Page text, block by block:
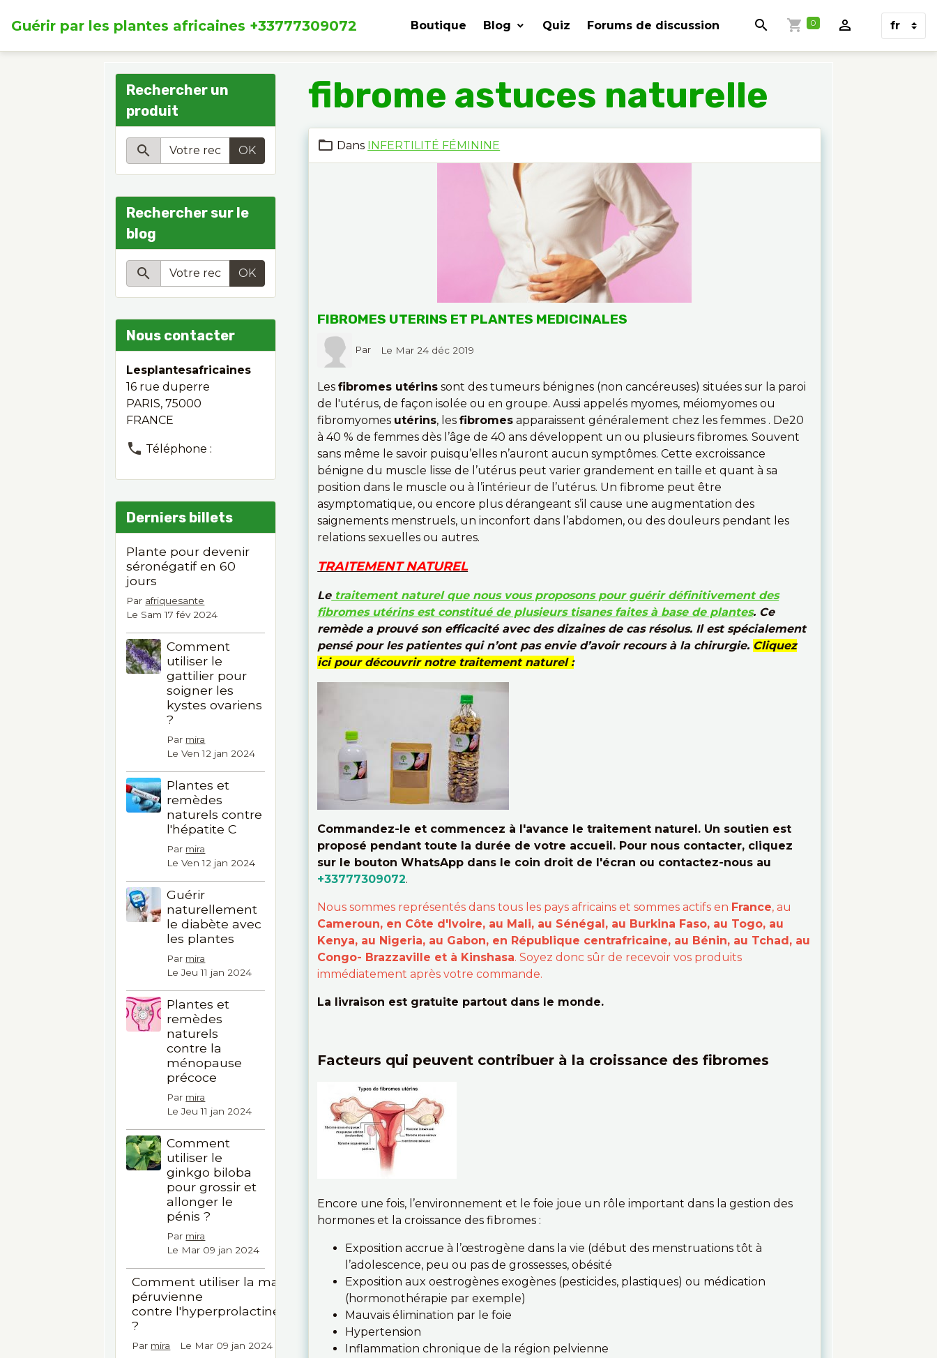
Guérir par les plantes africaines +33777309072 Boutique Blog Quiz Forums de discussion 0
fibrome astuces naturelle
Dans INFERTILITÉ FÉMININE
FIBROMES UTERINS ET PLANTES MEDICINALES
Par Le Mar 24 déc 2019
Lesfibromes utérins sont des tumeurs bénignes (non cancéreuses) situées sur la paroi
de l'utérus, de façon isolée ou en groupe. Aussi appelés myomes, méiomyomes ou
fibromyomes utérins, lesfibromes apparaissent généralement chez les femmes . De20
à 40 % de femmes dès l’âge de 40 ans développent un ou plusieurs fibromes. Souvent
sans même le savoir puisqu’elles n’auront aucun symptômes. Cette excroissance
bénigne du muscle lisse de l’utérus peut varier grandement en taille et quant à sa
position dans le muscle ou à l’intérieur de l’utérus. Un fibrome peut être
asymptomatique, ou encore plus dérangeant s’il cause une augmentation des
saignements menstruels, un inconfort dans l’abdomen, ou des douleurs pendant les
relations sexuelles ou autres.
TRAITEMENT NATUREL
Letraitement naturel que nous vous proposons pour guérir définitivement des
fibromes utérins est constitué de plusieurs tisanes faites à base de plantes. Ce
remède a prouvé son efficacité avec des dizaines de cas résolus. Il est spécialement
pensé pour les patientes qui n’ont pas envie d’avoir recours à la chirurgie. Cliquez
ici pour découvrir notre traitement naturel :
Commandez-le et commencez à l'avance le traitement naturel. Un soutien est
proposé pendant toute la durée de votre accueil. Pour nous contacter, cliquez
sur le bouton WhatsApp dans le coin droit de l'écran ou contactez-nous au
+33777309072.
Nous sommes représentés dans tous les pays africains et sommes actifs en France, au
Cameroun, en Côte d'Ivoire, au Mali, au Sénégal, au Burkina Faso, au Togo, au
Kenya, au Nigeria, au Gabon, en République centrafricaine, au Bénin, au Tchad, au
Congo- Brazzaville et à Kinshasa. Soyez donc sûr de recevoir vos produits
immédiatement après votre commande.
La livraison est gratuite partout dans le monde.
Facteurs qui peuvent contribuer à la croissance des fibromes
Encore une fois, l’environnement et le foie joue un rôle important dans la gestion des
hormones et la croissance des fibromes :
Exposition accrue à l’œstrogène dans la vie (début des menstruations tôt à
l’adolescence, peu ou pas de grossesses, obésité
Exposition aux oestrogènes exogènes (pesticides, plastiques) ou médication
(hormonothérapie par exemple)
Mauvais élimination par le foie
Hypertension
Inflammation chronique de la région pelvienne
Rechercher un
produit
OK
Rechercher sur le
blog
OK
Nous contacter
Lesplantesafricaines
16 rue duperre
PARIS, 75000
FRANCE
Téléphone :
Derniers billets
Plante pour devenir
séronégatif en 60
jours
Par afriquesante
Le Sam 17 fév 2024
Comment
utiliser le
gattilier pour
soigner les
kystes ovariens
?
Par mira
Le Ven 12 jan 2024
Plantes et
remèdes
naturels contre
l'hépatite C
Par mira
Le Ven 12 jan 2024
Guérir
naturellement
le diabète avec
les plantes
Par mira
Le Jeu 11 jan 2024
Plantes et
remèdes
naturels
contre la
ménopause
précoce
Par mira
Le Jeu 11 jan 2024
Comment
utiliser le
ginkgo biloba
pour grossir et
allonger le
pénis ?
Par mira
Le Mar 09 jan 2024
Comment utiliser la maca
péruvienne
contre l'hyperprolactinémie
?
Par mira Le Mar 09 jan 2024